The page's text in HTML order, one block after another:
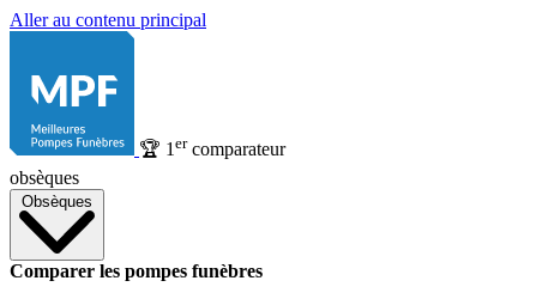
Aller au contenu principal
🏆 1 ercomparateur
obsèques
Obsèques
Comparer les pompes funèbres